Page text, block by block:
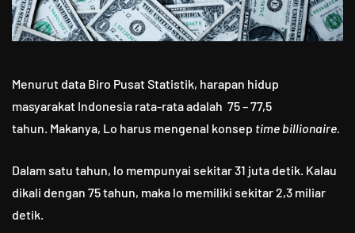
Menurut data Biro Pusat Statistik, harapan hidup
masyarakat Indonesia rata-rata adalah 75 – 77,5
tahun. Makanya, Lo harus mengenal konsep time billionaire.
Dalam satu tahun, lo mempunyai sekitar 31 juta detik. Kalau
dikali dengan 75 tahun, maka lo memiliki sekitar 2,3 miliar
detik.